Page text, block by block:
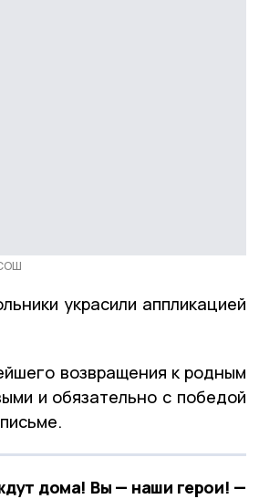
украсили аппликацией
возвращения к родным
и обязательно с победой
дома! Вы — наши герои! —